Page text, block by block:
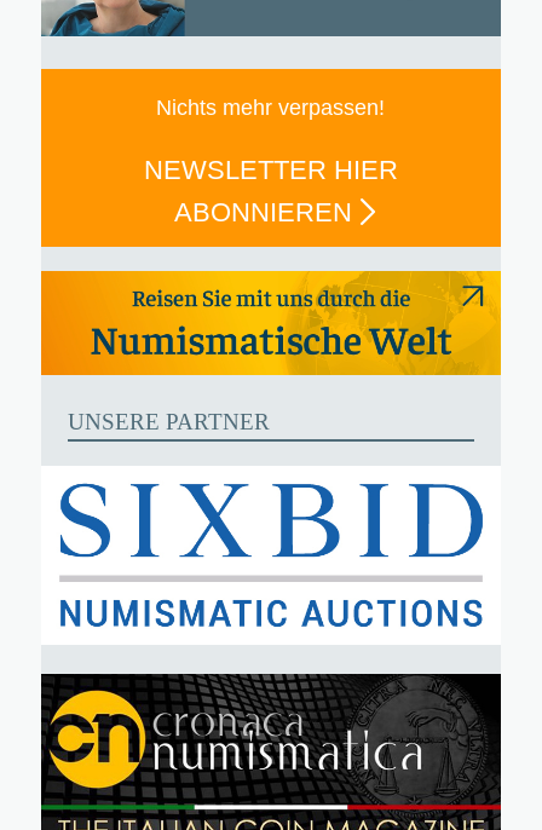
Nichts mehr verpassen!
NEWSLETTER HIER
ABONNIEREN
UNSERE PARTNER